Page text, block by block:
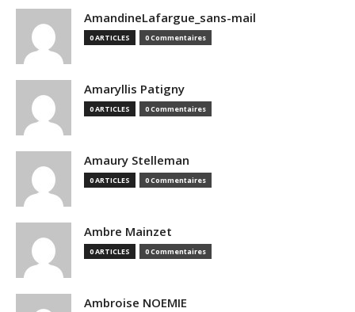
AmandineLafargue_sans-mail
0 ARTICLES 0 Commentaires
Amaryllis Patigny
0 ARTICLES 0 Commentaires
Amaury Stelleman
0 ARTICLES 0 Commentaires
Ambre Mainzet
0 ARTICLES 0 Commentaires
Ambroise NOEMIE